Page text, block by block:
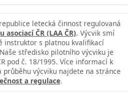
letecká činnost regulovaná
ČR (LAA ČR). Výcvik smí
instruktor s platnou kvalifikací
středisko pilotního výcviku je
pod č. 18/1995. Více informací k
průběhu výcviku najdete na stránce
a regulace.